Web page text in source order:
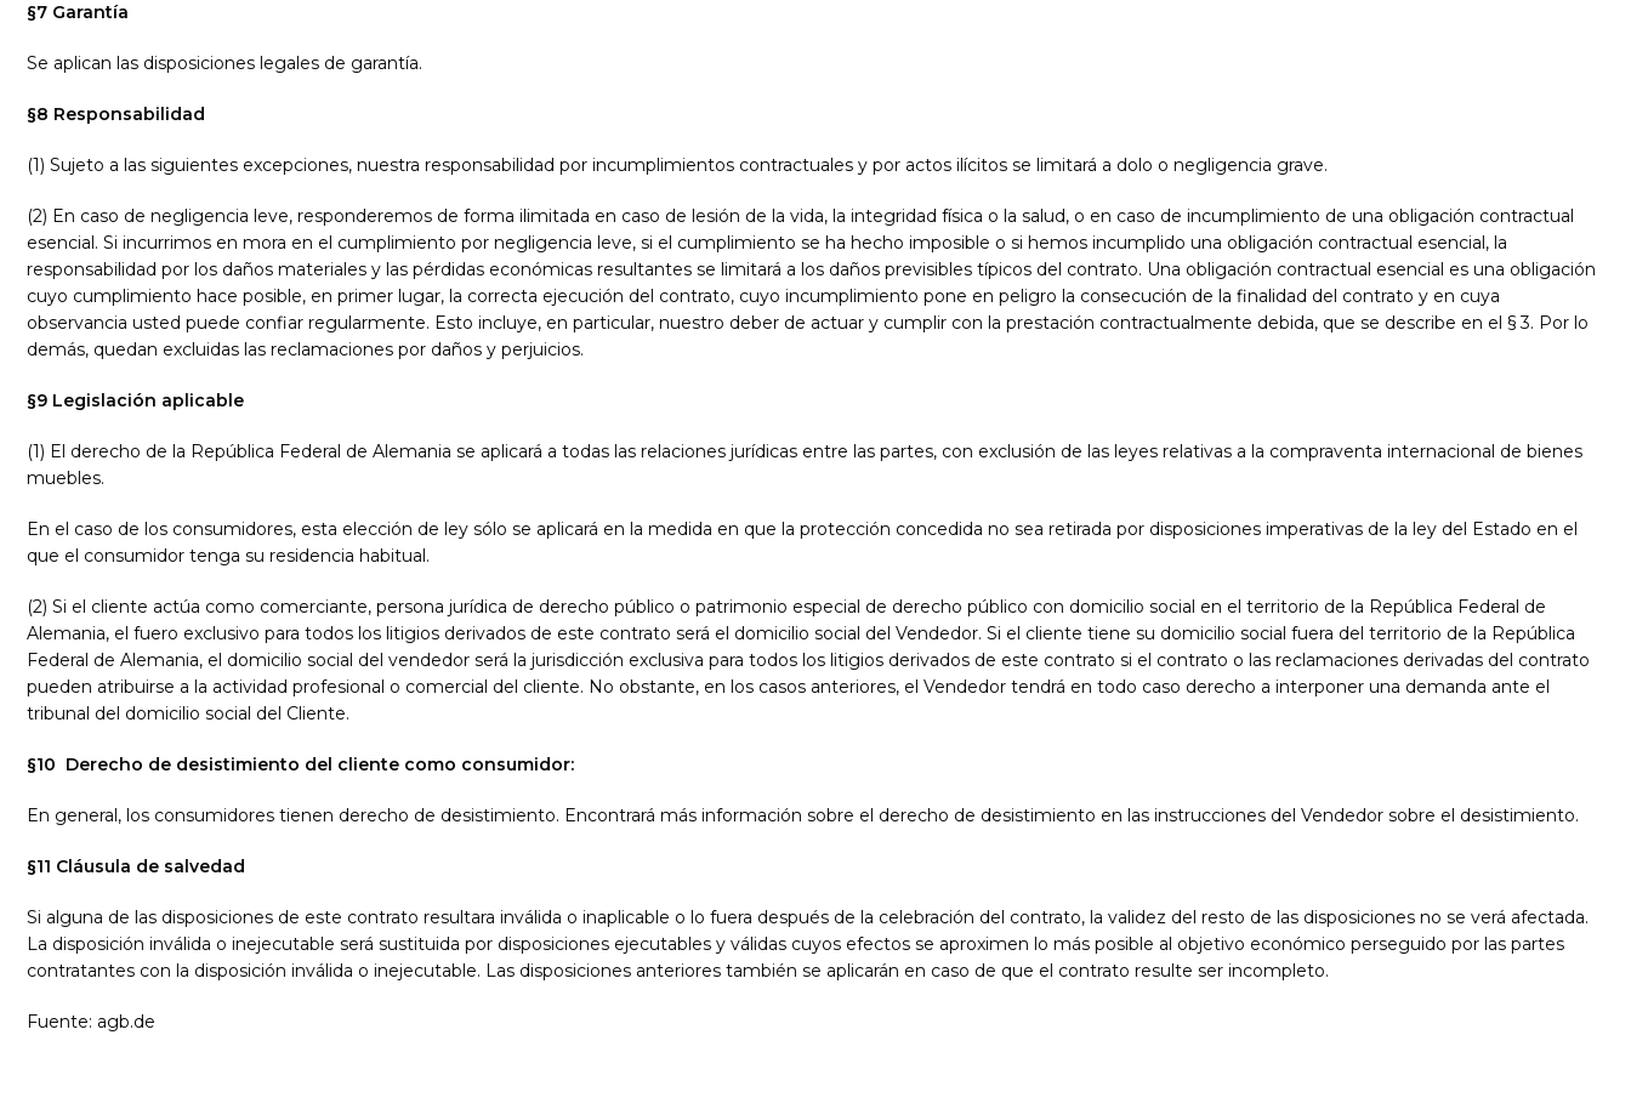
§7 Garantía
Se aplican las disposiciones legales de garantía.
§8 Responsabilidad
(1) Sujeto a las siguientes excepciones, nuestra responsabilidad por incumplimientos contractuales y por actos ilícitos se limitará a dolo o negligencia grave.
(2) En caso de negligencia leve, responderemos de forma ilimitada en caso de lesión de la vida, la integridad física o la salud, o en caso de incumplimiento de una obligación contractual
esencial. Si incurrimos en mora en el cumplimiento por negligencia leve, si el cumplimiento se ha hecho imposible o si hemos incumplido una obligación contractual esencial, la
responsabilidad por los daños materiales y las pérdidas económicas resultantes se limitará a los daños previsibles típicos del contrato. Una obligación contractual esencial es una obligación
cuyo cumplimiento hace posible, en primer lugar, la correcta ejecución del contrato, cuyo incumplimiento pone en peligro la consecución de la finalidad del contrato y en cuya
observancia usted puede confiar regularmente. Esto incluye, en particular, nuestro deber de actuar y cumplir con la prestación contractualmente debida, que se describe en el § 3. Por lo
demás, quedan excluidas las reclamaciones por daños y perjuicios.
§9 Legislación aplicable
(1) El derecho de la República Federal de Alemania se aplicará a todas las relaciones jurídicas entre las partes, con exclusión de las leyes relativas a la compraventa internacional de bienes
muebles.
En el caso de los consumidores, esta elección de ley sólo se aplicará en la medida en que la protección concedida no sea retirada por disposiciones imperativas de la ley del Estado en el
que el consumidor tenga su residencia habitual.
(2) Si el cliente actúa como comerciante, persona jurídica de derecho público o patrimonio especial de derecho público con domicilio social en el territorio de la República Federal de
Alemania, el fuero exclusivo para todos los litigios derivados de este contrato será el domicilio social del Vendedor. Si el cliente tiene su domicilio social fuera del territorio de la República
Federal de Alemania, el domicilio social del vendedor será la jurisdicción exclusiva para todos los litigios derivados de este contrato si el contrato o las reclamaciones derivadas del contrato
pueden atribuirse a la actividad profesional o comercial del cliente. No obstante, en los casos anteriores, el Vendedor tendrá en todo caso derecho a interponer una demanda ante el
tribunal del domicilio social del Cliente.
§10 Derecho de desistimiento del cliente como consumidor:
En general, los consumidores tienen derecho de desistimiento. Encontrará más información sobre el derecho de desistimiento en las instrucciones del Vendedor sobre el desistimiento.
§11 Cláusula de salvedad
Si alguna de las disposiciones de este contrato resultara inválida o inaplicable o lo fuera después de la celebración del contrato, la validez del resto de las disposiciones no se verá afectada.
La disposición inválida o inejecutable será sustituida por disposiciones ejecutables y válidas cuyos efectos se aproximen lo más posible al objetivo económico perseguido por las partes
contratantes con la disposición inválida o inejecutable. Las disposiciones anteriores también se aplicarán en caso de que el contrato resulte ser incompleto.
Fuente: agb.de